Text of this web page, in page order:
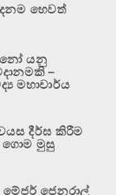
හෙවත්
යනු
–
මහාචාර්ය
දීර්ඝ කිරීම
ගොම මුසු
ජෙනරාල්